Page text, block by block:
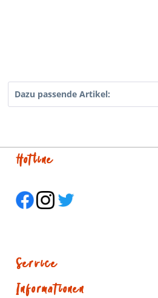
Dazu passende Artikel:
Hotline
Service
Informationen